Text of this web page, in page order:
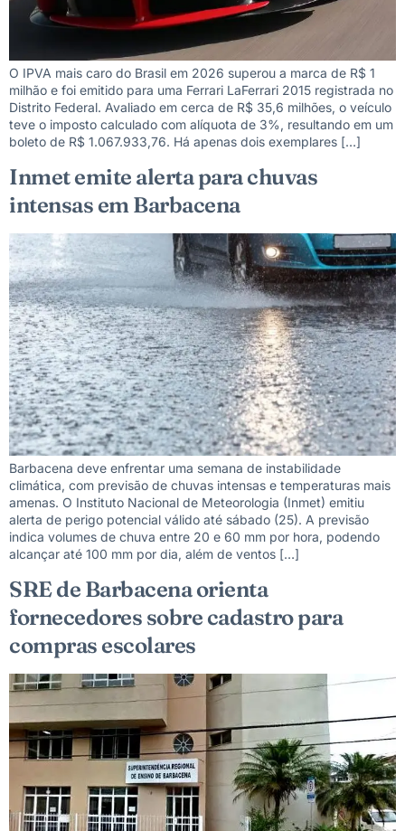
O IPVA mais caro do Brasil em 2026 superou a marca de R$ 1
milhão e foi emitido para uma Ferrari LaFerrari 2015 registrada no
Distrito Federal. Avaliado em cerca de R$ 35,6 milhões, o veículo
teve o imposto calculado com alíquota de 3%, resultando em um
boleto de R$ 1.067.933,76. Há apenas dois exemplares […]
Inmet emite alerta para chuvas
intensas em Barbacena
Barbacena deve enfrentar uma semana de instabilidade
climática, com previsão de chuvas intensas e temperaturas mais
amenas. O Instituto Nacional de Meteorologia (Inmet) emitiu
alerta de perigo potencial válido até sábado (25). A previsão
indica volumes de chuva entre 20 e 60 mm por hora, podendo
alcançar até 100 mm por dia, além de ventos […]
SRE de Barbacena orienta
fornecedores sobre cadastro para
compras escolares